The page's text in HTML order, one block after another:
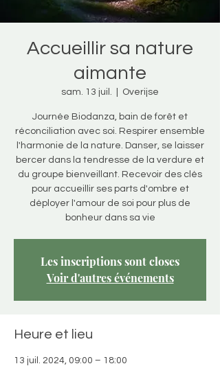
Accueillir sa nature
aimante
sam. 13 juil. Overijse
Journée Biodanza, bain de forêt et
réconciliation avec soi. Respirer ensemble
l'harmonie de la nature. Danser, se laisser
bercer dans la tendresse de la verdure et
du groupe bienveillant. Recevoir des clés
pour accueillir ses parts d'ombre et
déployer l'amour de soi pour plus de
bonheur dans sa vie
Les inscriptions sont closes
Voir d'autres événements
Heure et lieu
13 juil. 2024, 09:00 – 18:00